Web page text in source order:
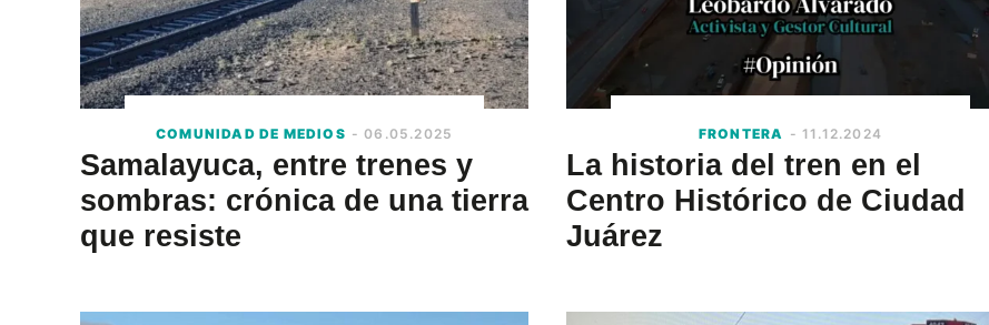
COMUNIDAD DE MEDIOS - 06.05.2025
Samalayuca, entre trenes y
sombras: crónica de una tierra
que resiste
FRONTERA - 11.12.2024
La historia del tren en el
Centro Histórico de Ciudad
Juárez